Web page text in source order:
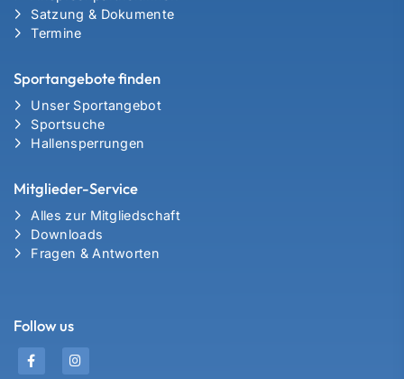
Satzung & Dokumente
Termine
Sportangebote finden
Unser Sportangebot
Sportsuche
Hallensperrungen
Mitglieder-Service
Alles zur Mitgliedschaft
Downloads
Fragen & Antworten
Follow us